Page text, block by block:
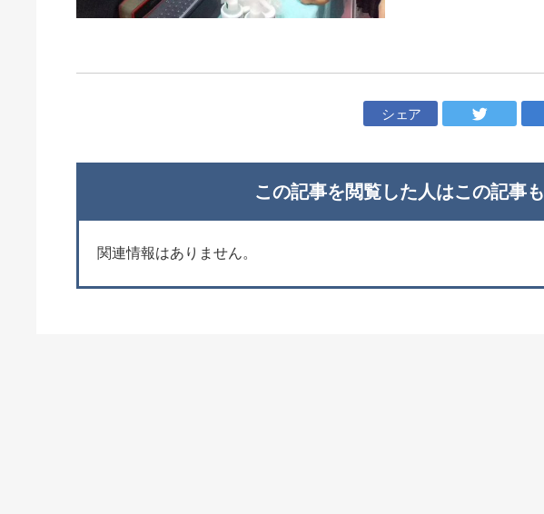
シェア
この記事を閲覧した人はこの記事も
関連情報はありません。